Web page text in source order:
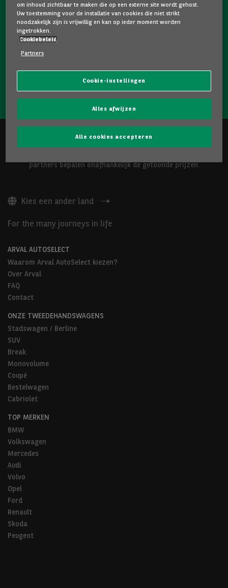
Hebt u graag meer informatie over een model dat u
bevalt? Twijfelt u tussen twee tweedehandswagens?
Neem dan zeker contact op met ons. Wij staan klaar om
uw vragen te beantwoorden en u te helpen bij uw keuze.
NEEM CONTACT OP MET ONS!
partners bepalen onafhankelijk de getoonde prijzen.
Kies een ander land
For the many journeys in life
ARVAL AUTOSELECT
Waarom Arval AutoSelect kiezen?
Over Arval
FAQ
Contact
ONZE TWEEDEHANDSWAGENS
Stadswagen / Berline
SUV
Break
Monovolume
Coupé
Bestelwagen
Cabriolet
TOP MERKEN
BMW
Volkswagen
Mercedes
Audi
Volvo
Opel
Ford
Renault
Skoda
Peugeot
om inhoud zichtbaar te maken die op een externe site wordt gehost.
Uw toestemming voor de installatie van cookies die niet strikt
noodzakelijk zijn is vrijwillig en kan op ieder moment worden
ingetrokken.
Cookiebeleid
Partners
Cookie-instellingen
Alles afwijzen
Alle cookies accepteren